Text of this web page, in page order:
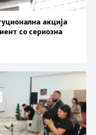
акција
со сериозна